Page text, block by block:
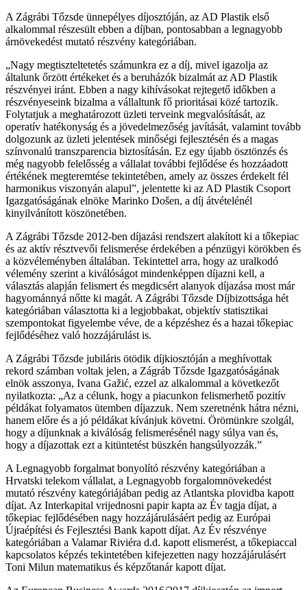
A Zágrábi Tőzsde ünnepélyes díjosztóján, az AD Plastik első
alkalommal részesült ebben a díjban, pontosabban a legnagyobb
árnövekedést mutató részvény kategóriában.
„Nagy megtiszteltetetés számunkra ez a díj, mivel igazolja az
általunk őrzött értékeket és a beruházók bizalmát az AD Plastik
részvényei iránt. Ebben a nagy kihívásokat rejtegető időkben a
részvényeseink bizalma a vállaltunk fő prioritásai közé tartozik.
Folytatjuk a meghatározott üzleti terveink megvalósítását, az
operatív hatékonyság és a jövedelmezőség javítását, valamint tovább
dolgozunk az üzleti jelentések minőségi fejlesztésén és a magas
színvonalú transzparencia biztosításán. Ez egy újabb ösztönzés és
még nagyobb felelősség a vállalat további fejlődése és hozzáadott
értékének megteremtése tekintetében, amely az összes érdekelt fél
harmonikus viszonyán alapul”, jelentette ki az AD Plastik Csoport
Igazgatóságának elnöke Marinko Došen, a díj átvételénél
kinyilvánított köszönetében.
A Zágrábi Tőzsde 2012-ben díjazási rendszert alakított ki a tőkepiac
és az aktív résztvevői felismerése érdekében a pénzügyi körökben és
a közvéleményben általában. Tekintettel arra, hogy az uralkodó
vélemény szerint a kiválóságot mindenképpen díjazni kell, a
választás alapján felismert és megdicsért alanyok díjazása most már
hagyománnyá nőtte ki magát. A Zágrábi Tőzsde Díjbizottsága hét
kategóriában választotta ki a legjobbakat, objektív statisztikai
szempontokat figyelembe véve, de a képzéshez és a hazai tőkepiac
fejlődéséhez való hozzájárulást is.
A Zágrábi Tőzsde jubiláris ötödik díjkiosztóján a meghívottak
rekord számban voltak jelen, a Zágráb Tőzsde Igazgatóságának
elnök asszonya, Ivana Gažić, ezzel az alkalommal a következőt
nyilatkozta: „Az a célunk, hogy a piacunkon felismerhető pozitív
példákat folyamatos ütemben díjazzuk. Nem szeretnénk hátra nézni,
hanem előre és a jó példákat kívánjuk követni. Örömünkre szolgál,
hogy a díjunknak a kiválóság felismerésénél nagy súlya van és,
hogy a díjazottak ezt a kitüntetést büszkén hangsúlyozzák.”
A Legnagyobb forgalmat bonyolító részvény kategóriában a
Hrvatski telekom vállalat, a Legnagyobb forgalomnövekedést
mutató részvény kategóriájában pedig az Atlantska plovidba kapott
díjat. Az Interkapital vrijednosni papir kapta az Év tagja díjat, a
tőkepiac fejlődésében nagy hozzájárulásáért pedig az Európai
Újraépítési és Fejlesztési Bank kapott díjat. Az Év részvénye
kategóriában a Valamar Riviéra d.d. kapott elismerést, a tőkepiaccal
kapcsolatos képzés tekintetében kifejezetten nagy hozzájárulásért
Toni Milun matematikus és képzőtanár kapott díjat.